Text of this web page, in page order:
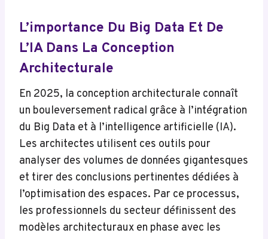
L’importance Du Big Data Et De
L’IA Dans La Conception
Architecturale
En 2025, la conception architecturale connaît
un bouleversement radical grâce à l’intégration
du Big Data et à l’intelligence artificielle (IA).
Les architectes utilisent ces outils pour
analyser des volumes de données gigantesques
et tirer des conclusions pertinentes dédiées à
l’optimisation des espaces. Par ce processus,
les professionnels du secteur définissent des
modèles architecturaux en phase avec les